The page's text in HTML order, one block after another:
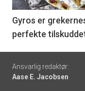
6
Gyros er
perfekte
Footer
-
Ansvarlig redaktør:
Aase E. Jacobsen